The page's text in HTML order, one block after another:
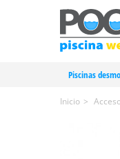
Piscinas
Inicio >